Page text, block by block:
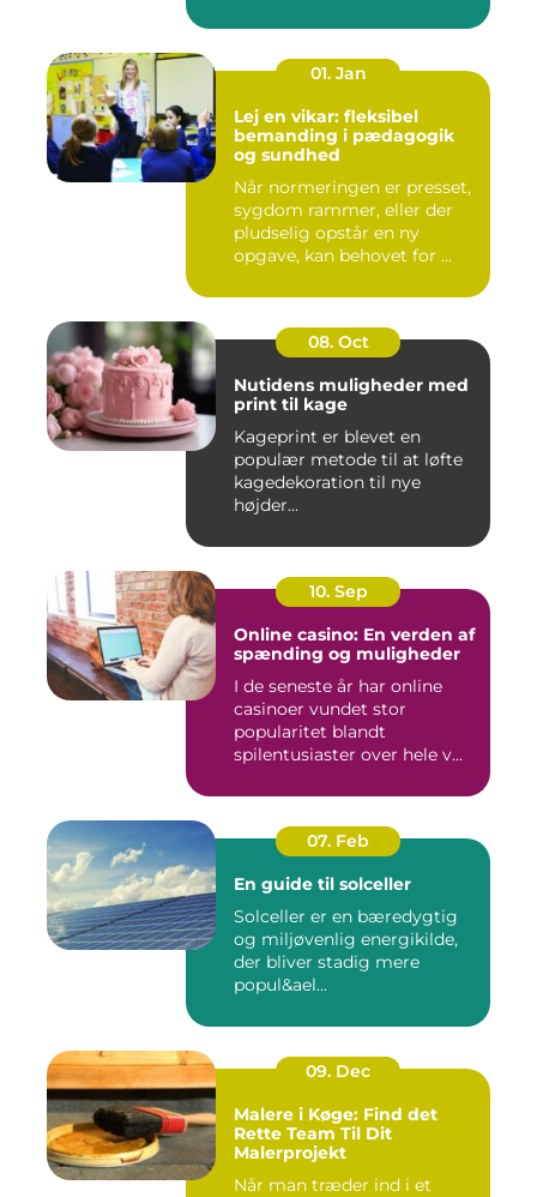
01. Jan
Lej en vikar: fleksibel
bemanding i pædagogik
og sundhed
Når normeringen er presset,
sygdom rammer, eller der
pludselig opstår en ny
opgave, kan behovet for ...
08. Oct
Nutidens muligheder med
print til kage
Kageprint er blevet en
populær metode til at løfte
kagedekoration til nye
højder...
10. Sep
Online casino: En verden af
spænding og muligheder
I de seneste år har online
casinoer vundet stor
popularitet blandt
spilentusiaster over hele v...
07. Feb
En guide til solceller
Solceller er en bæredygtig
og miljøvenlig energikilde,
der bliver stadig mere
popul&ael...
09. Dec
Malere i Køge: Find det
Rette Team Til Dit
Malerprojekt
Når man træder ind i et